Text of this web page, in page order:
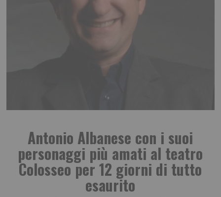
Antonio Albanese con i suoi
personaggi più amati al teatro
Colosseo per 12 giorni di tutto
esaurito